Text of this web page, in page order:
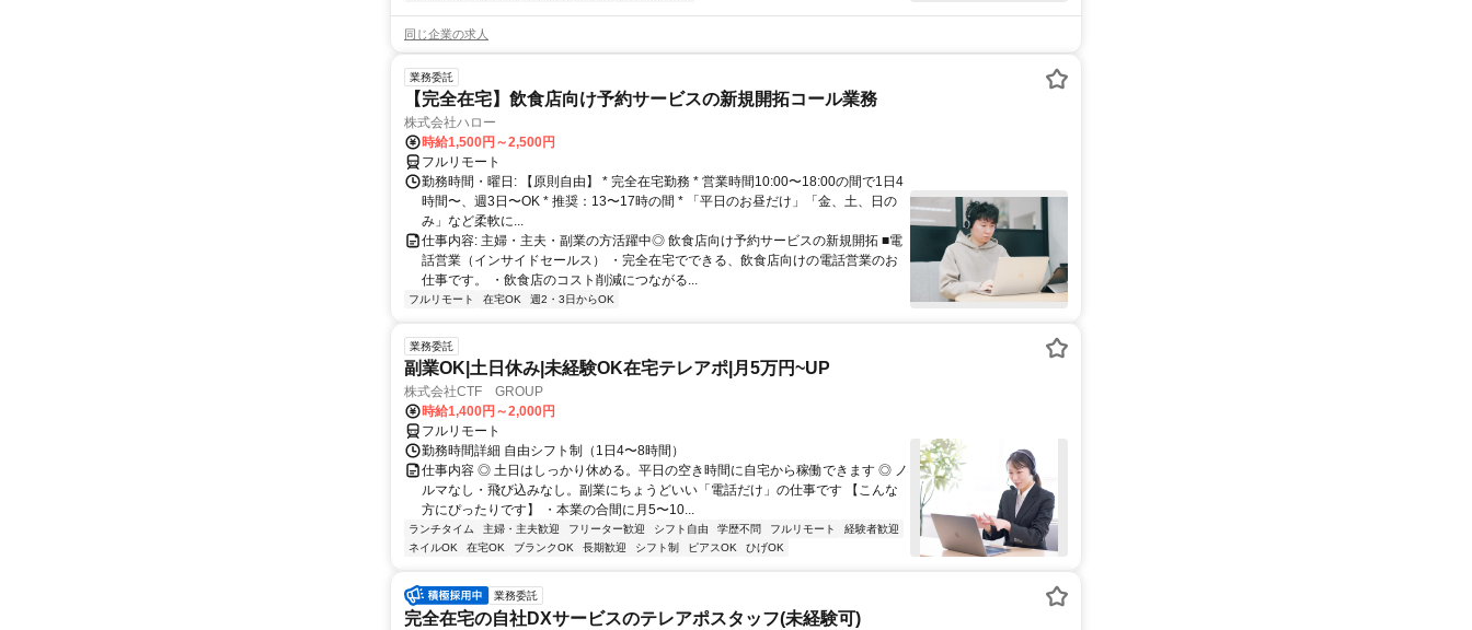
同じ企業の求人
業務委託
【完全在宅】飲食店向け予約サービスの新規開拓コール業務
株式会社ハロー
時給1,500円～2,500円
フルリモート
勤務時間・曜日: 【原則自由】 * 完全在宅勤務 * 営業時間10:00〜18:00の間で1日4
時間〜、週3日〜OK * 推奨：13〜17時の間 * 「平日のお昼だけ」「金、土、日の
み」など柔軟に...
仕事内容: 主婦・主夫・副業の方活躍中◎ 飲食店向け予約サービスの新規開拓 ■電
話営業（インサイドセールス） ・完全在宅でできる、飲食店向けの電話営業のお
仕事です。 ・飲食店のコスト削減につながる...
フルリモート 在宅OK 週2・3日からOK
業務委託
副業OK|土日休み|未経験OK在宅テレアポ|月5万円~UP
株式会社CTF GROUP
時給1,400円～2,000円
フルリモート
勤務時間詳細 自由シフト制（1日4〜8時間）
仕事内容 ◎ 土日はしっかり休める。平日の空き時間に自宅から稼働できます ◎ ノ
ルマなし・飛び込みなし。副業にちょうどいい「電話だけ」の仕事です 【こんな
方にぴったりです】 ・本業の合間に月5〜10...
ランチタイム 主婦・主夫歓迎 フリーター歓迎 シフト自由 学歴不問 フルリモート
経験者歓迎
ネイルOK
在宅OK ブランクOK 長期歓迎 シフト制 ピアスOK ひげOK
業務委託
完全在宅の自社DXサービスのテレアポスタッフ(未経験可)